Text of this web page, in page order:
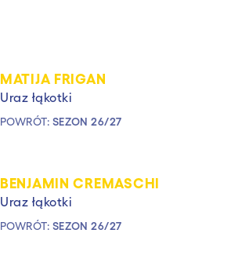
MATIJA FRIGAN
Uraz łąkotki
POWRÓT: SEZON 26/27
BENJAMIN CREMASCHI
Uraz łąkotki
POWRÓT: SEZON 26/27